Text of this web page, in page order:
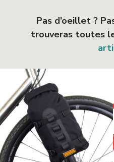
Pas d’oeillet ?
trouveras toutes